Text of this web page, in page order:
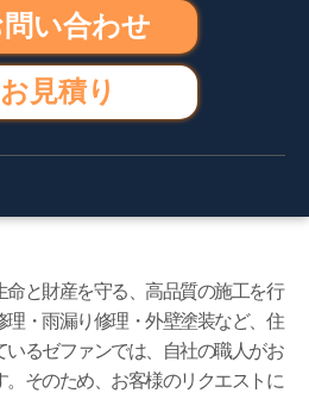
い合わせ
お見積り
と財産を守る、高品質の施工を行
・雨漏り修理・外壁塗装など、住
るゼファンでは、自社の職人がお
そのため、お客様のリクエストに